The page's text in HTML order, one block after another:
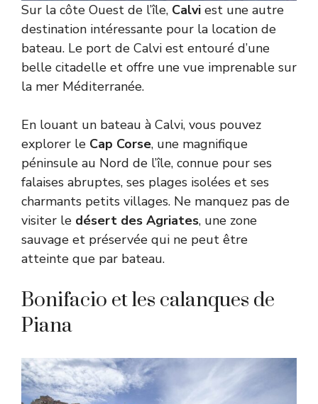
Sur la côte Ouest de l’île, Calvi est une autre
destination intéressante pour la location de
bateau. Le port de Calvi est entouré d’une
belle citadelle et offre une vue imprenable sur
la mer Méditerranée.
En louant un bateau à Calvi, vous pouvez
explorer le Cap Corse, une magnifique
péninsule au Nord de l’île, connue pour ses
falaises abruptes, ses plages isolées et ses
charmants petits villages. Ne manquez pas de
visiter le désert des Agriates, une zone
sauvage et préservée qui ne peut être
atteinte que par bateau.
Bonifacio et les calanques de
Piana